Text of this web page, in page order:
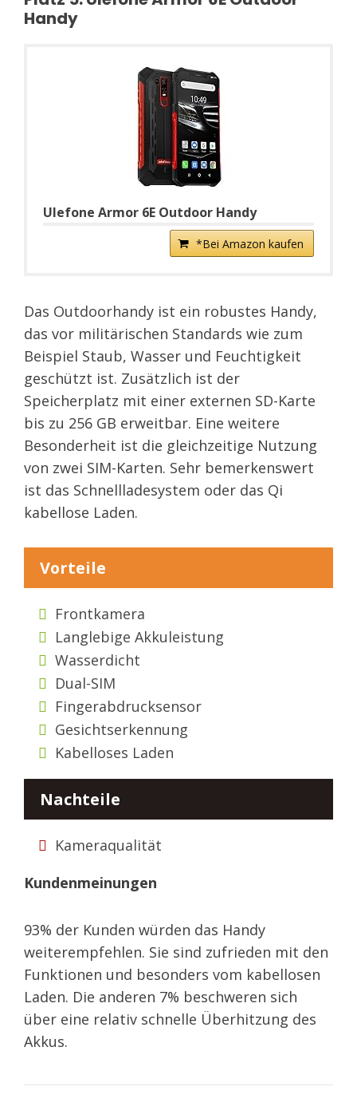
Handy
Ulefone Armor 6E Outdoor Handy
*Bei Amazon kaufen
Das Outdoorhandy ist ein robustes Handy,
das vor militärischen Standards wie zum
Beispiel Staub, Wasser und Feuchtigkeit
geschützt ist. Zusätzlich ist der
Speicherplatz mit einer externen SD-Karte
bis zu 256 GB erweitbar. Eine weitere
Besonderheit ist die gleichzeitige Nutzung
von zwei SIM-Karten. Sehr bemerkenswert
ist das Schnellladesystem oder das Qi
kabellose Laden.
Vorteile
Frontkamera
Langlebige Akkuleistung
Wasserdicht
Dual-SIM
Fingerabdrucksensor
Gesichtserkennung
Kabelloses Laden
Nachteile
Kameraqualität
Kundenmeinungen
93% der Kunden würden das Handy
weiterempfehlen. Sie sind zufrieden mit den
Funktionen und besonders vom kabellosen
Laden. Die anderen 7% beschweren sich
über eine relativ schnelle Überhitzung des
Akkus.